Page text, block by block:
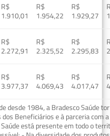
R$
1.910,01
R$
1.954,22
R$
1.929,27
R$
2.272,91
R$
2.325,52
R$
2.295,83
R$
3.977,37
R$
4.069,43
R$
4.017,47
desde 1984, a Bradesco Saúde
Beneficiários e à parceria com
está presente em todo o